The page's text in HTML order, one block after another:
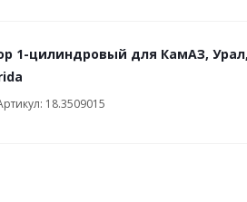
1-цилиндровый для КамАЗ,
18.3509015